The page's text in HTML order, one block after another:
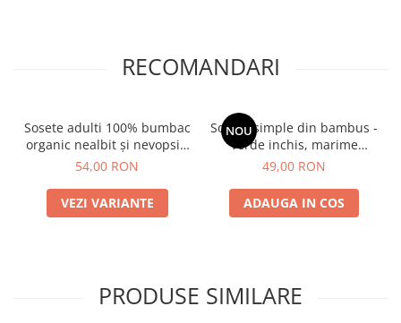
RECOMANDARI
Sosete adulti 100% bumbac
organic nealbit și nevopsit,
ecru, model Laura
54,00 RON
VEZI VARIANTE
NOU
Sosete simple din bambus -
verde inchis, marime
universala
49,00 RON
ADAUGA IN COS
PRODUSE SIMILARE